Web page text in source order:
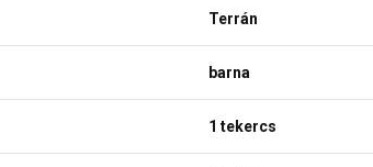
Terrán
barna
1 tekercs